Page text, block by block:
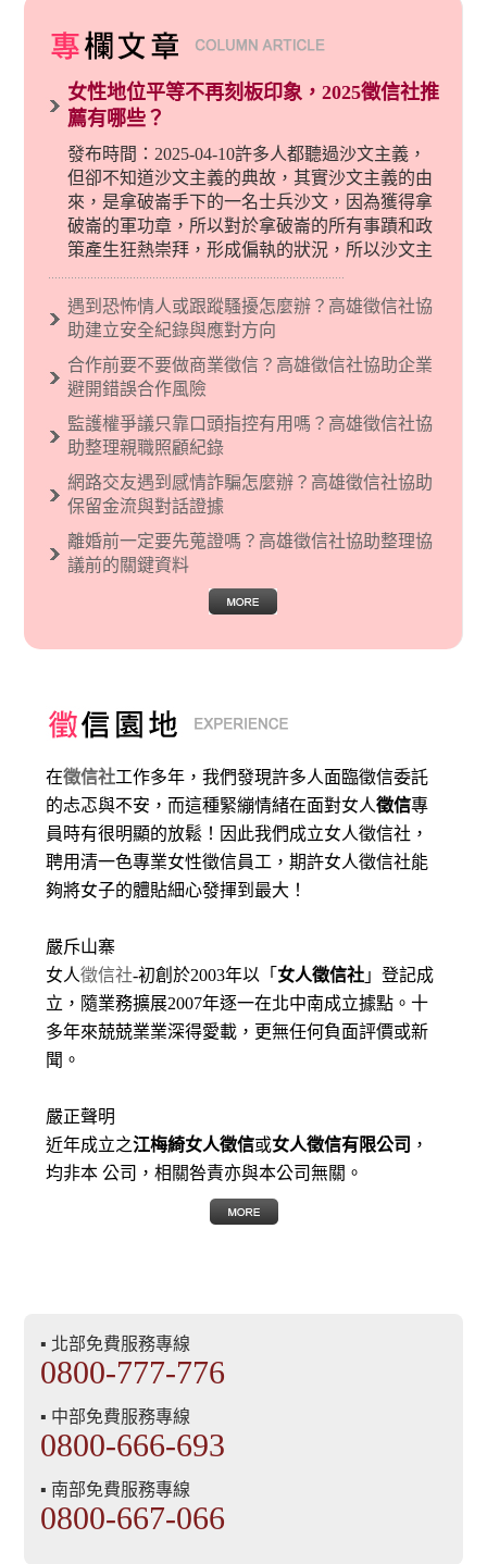
女性地位平等不再刻板印象，2025徵信社推
薦有哪些？
發布時間：2025-04-10許多人都聽過沙文主義，
但卻不知道沙文主義的典故，其實沙文主義的由
來，是拿破崙手下的一名士兵沙文，因為獲得拿
破崙的軍功章，所以對於拿破崙的所有事蹟和政
策產生狂熱崇拜，形成偏執的狀況，所以沙文主
義後來就被拿來暗指偏見和歧視，而且有沙文主
義傾向的人，通常對於自己的國家和民族有超強
烈的卓越感，因而瞧不起其他國家的人，所以沙
現了男性沙文…
遇到恐怖情人或跟蹤騷擾怎麼辦？高雄徵信社協
助建立安全紀錄與應對方向
合作前要不要做商業徵信？高雄徵信社協助企業
避開錯誤合作風險
監護權爭議只靠口頭指控有用嗎？高雄徵信社協
助整理親職照顧紀錄
網路交友遇到感情詐騙怎麼辦？高雄徵信社協助
保留金流與對話證據
離婚前一定要先蒐證嗎？高雄徵信社協助整理協
議前的關鍵資料
在徵信社工作多年，我們發現許多人面臨徵信委託
的忐忑與不安，而這種緊繃情緒在面對女人徵信專
員時有很明顯的放鬆！因此我們成立女人徵信社，
聘用清一色專業女性徵信員工，期許女人徵信社能
夠將女子的體貼細心發揮到最大 ！
嚴斥山寨
女人徵信社-初創於2003年以「 女人徵信社 」登記成
立，隨業務擴展2007年逐一在北中南成立據點。十
多年來兢兢業業深得愛載，更無任何負面評價或新
聞。
嚴正聲明
近年成立之江梅綺女人徵信或女人徵信有限公司 ，
均非本 公司，相關咎責亦與本公司無關。
▪ 北部免費服務專線
0800-777-776
▪ 中部免費服務專線
0800-666-693
▪ 南部免費服務專線
0800-667-066